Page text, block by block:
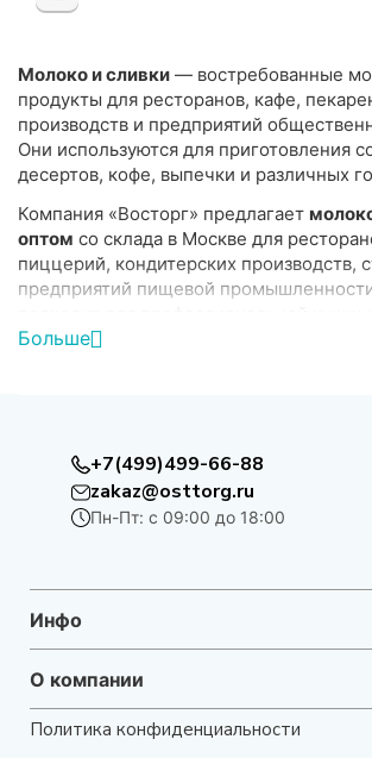
Молоко и сливки — востребованные
продукты для ресторанов, кафе,
производств и предприятий
Они используются для приготовления
десертов, кофе, выпечки и различных
Компания «Восторг» предлагает
оптом со склада в Москве для
пиццерий, кондитерских производств,
предприятий пищевой
использования в HoReCa.
сливки для взбивания — для
кондитерских изделий
сливки для соусов и горячих блюд
молоко для профессиональной
опта
масло и спреды
, которые используются
десертов, выпечки и различных блюд.
Больше
+7(499)499-66-88
zakaz@osttorg.ru
Пн-Пт: с 09:00 до 18:00
Инфо
О компании
Политика конфиденциальности